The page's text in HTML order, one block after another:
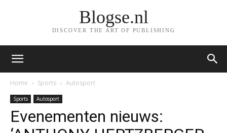
Blogse.nl
DISCOVER THE ART OF PUBLISHING
Home Sports Autosport
Sports Autosport
Evenementen nieuws: